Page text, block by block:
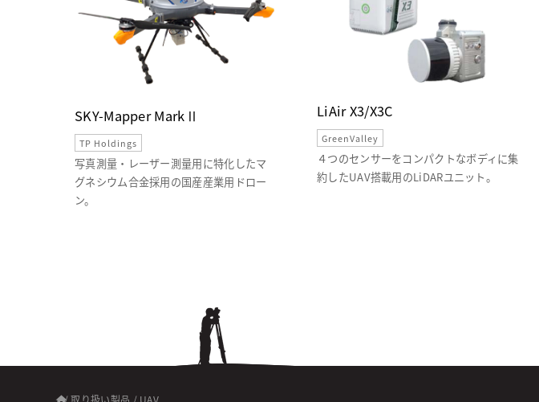
SKY-Mapper MarkⅡ
TP Holdings
写真測量・レーザー測量用に特化したマ
グネシウム合金採用の国産産業用ドロー
ン。
LiAir X3/X3C
GreenValley
４つのセンサーをコンパクトなボディに集
約したUAV搭載用のLiDARユニット。